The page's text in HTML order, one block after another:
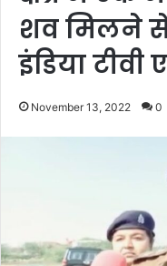
शव मिलने
इंडिया
November 13, 2022 0